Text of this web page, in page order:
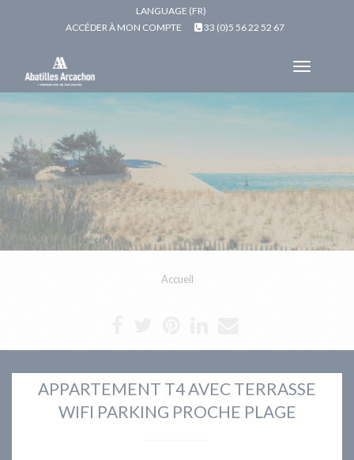
LANGUAGE (FR)
ACCÉDER À MON COMPTE
33 (0)5 56 22 52 67
Toggle
Accueil
APPARTEMENT T4 AVEC TERRASSE
WIFI PARKING PROCHE PLAGE